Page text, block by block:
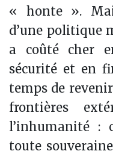
« honte ».
d’une politique
a coûté cher
sécurité et en
temps de
frontières
l’inhumanité :
toute